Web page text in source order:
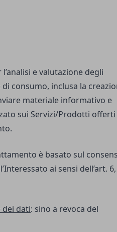
e valutazione degli
consumo, inclusa la
materiale informativo e
sui Servizi/Prodotti offerti
è basato sul
ai sensi dell’art. 6,
dei dati: sino a revoca del